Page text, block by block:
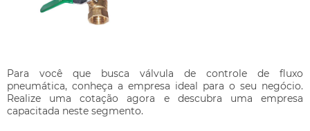
Para você que busca válvula de controle de fluxo
pneumática, conheça a empresa ideal para o seu negócio.
Realize uma cotação agora e descubra uma empresa
capacitada neste segmento.